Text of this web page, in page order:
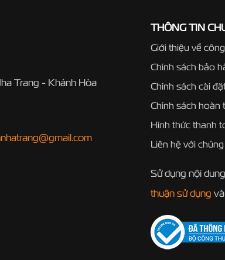
Trang - Khánh Hòa
THÔNG TIN
Giới thiệu về
Chính sách bảo
Chính sách cài
Chính sách hoàn
Hình thức thanh
Liên hệ với
Sử dụng nội
thuận sử dụng và